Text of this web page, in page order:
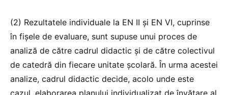
(2) Rezultatele individuale la EN II şi EN VI, cuprinse
în fişele de evaluare, sunt supuse unui proces de
analiză de către cadrul didactic şi de către colectivul
de catedră din fiecare unitate şcolară. În urma acestei
analize, cadrul didactic decide, acolo unde este
cazul, elaborarea planului individualizat de învăţare al